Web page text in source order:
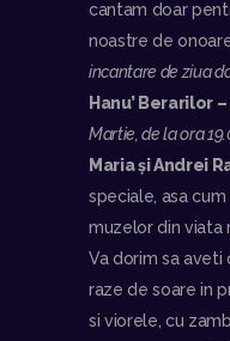
cantam doar
noastre de
incantare de ziua
Hanu’ Berarilor
Martie, de la ora
Maria și Andrei
speciale, asa cum
muzelor din viata
Va dorim sa aveti
raze de soare in
si viorele, cu